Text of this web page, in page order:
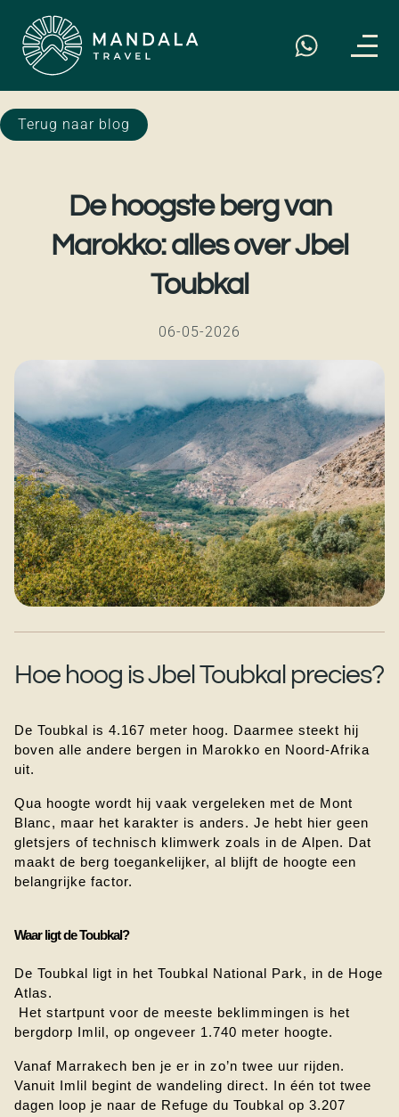
Terug naar blog
De hoogste berg van
Marokko: alles over Jbel
Toubkal
06-05-2026
Hoe hoog is Jbel Toubkal precies?
De Toubkal is 4.167 meter hoog. Daarmee steekt hij
boven alle andere bergen in Marokko en Noord-Afrika
uit.
Qua hoogte wordt hij vaak vergeleken met de Mont
Blanc, maar het karakter is anders. Je hebt hier geen
gletsjers of technisch klimwerk zoals in de Alpen. Dat
maakt de berg toegankelijker, al blijft de hoogte een
belangrijke factor.
Waar ligt de Toubkal?
De Toubkal ligt in het Toubkal National Park, in de Hoge
Atlas.
Het startpunt voor de meeste beklimmingen is het
bergdorp Imlil, op ongeveer 1.740 meter hoogte.
Vanaf Marrakech ben je er in zo’n twee uur rijden.
Vanuit Imlil begint de wandeling direct. In één tot twee
dagen loop je naar de Refuge du Toubkal op 3.207